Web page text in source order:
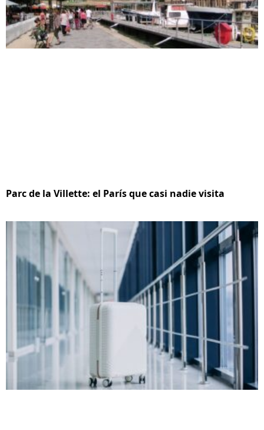
Parc de la Villette: el París que casi nadie visita